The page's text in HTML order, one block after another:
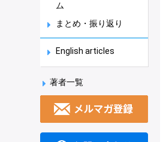
ム
まとめ・振り返り
English articles
著者一覧